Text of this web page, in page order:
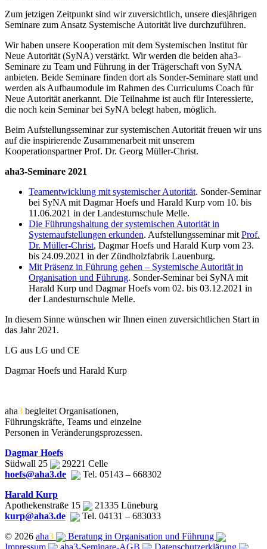
Zum jetzigen Zeitpunkt sind wir zuversichtlich, unsere diesjährigen
Seminare zum Ansatz Systemische Autorität live durchzuführen.
Wir haben unsere Kooperation mit dem Systemischen Institut für
Neue Autorität (SyNA) verstärkt. Wir werden die beiden aha3-
Seminare zu Team und Führung in der Trägerschaft von SyNA
anbieten. Beide Seminare finden dort als Sonder-Seminare statt und
werden als Aufbaumodule im Rahmen des Curriculums Coach für
Neue Autorität anerkannt. Die Teilnahme ist auch für Interessierte,
die noch kein Seminar bei SyNA belegt haben, möglich.
Beim Aufstellungsseminar zur systemischen Autorität freuen wir uns
auf die inspirierende Zusammenarbeit mit unserem
Kooperationspartner Prof. Dr. Georg Müller-Christ.
aha3-Seminare 2021
Teamentwicklung mit systemischer Autorität. Sonder-Seminar
bei SyNA mit Dagmar Hoefs und Harald Kurp vom 10. bis
11.06.2021 in der Landesturnschule Melle.
Die Führungshaltung der systemischen Autorität in
Systemaufstellungen erkunden. Aufstellungsseminar mitProf.
Dr. Müller-Christ, Dagmar Hoefs und Harald Kurp vom 23.
bis 24.09.2021 in der Zündholzfabrik Lauenburg.
Mit Präsenz in Führung gehen – Systemische Autorität in
Organisation und Führung. Sonder-Seminar bei SyNA mit
Harald Kurp und Dagmar Hoefs vom 02. bis 03.12.2021 in
der Landesturnschule Melle.
In diesem Sinne wünschen wir Ihnen einen zuversichtlichen Start in
das Jahr 2021.
LG aus LG und CE
Dagmar Hoefs und Harald Kurp
aha3 begleitet Organisationen,
Führungskräfte, Teams und einzelne
Personen in Veränderungsprozessen.
Dagmar Hoefs
Südwall 25
29221 Celle
hoefs@aha3.de
Tel. 05143 – 668302
Harald Kurp
Apothekenstraße 15
21335 Lüneburg
kurp@aha3.de
Tel. 04131 – 683033
© 2026 aha3
Beratung in Organisation und Führung